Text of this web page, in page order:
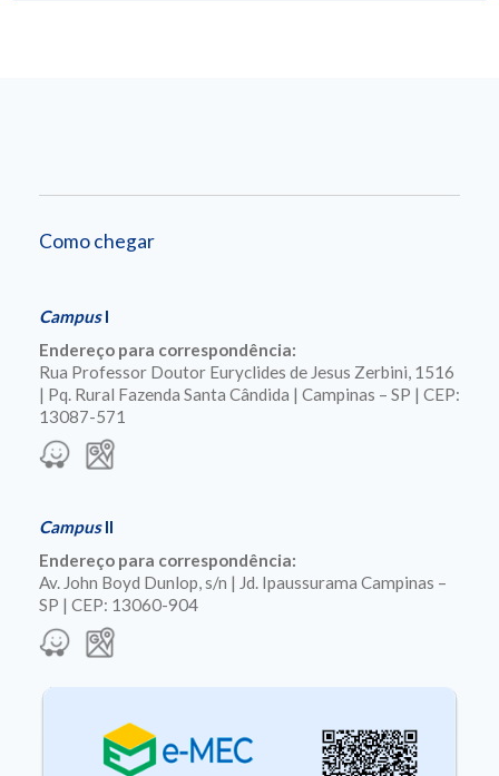
Como chegar
CampusI
Endereço para correspondência:
Rua Professor Doutor Euryclides de Jesus Zerbini, 1516
| Pq. Rural Fazenda Santa Cândida | Campinas – SP | CEP:
13087-571
CampusII
Endereço para correspondência:
Av. John Boyd Dunlop, s/n | Jd. Ipaussurama Campinas –
SP | CEP: 13060-904